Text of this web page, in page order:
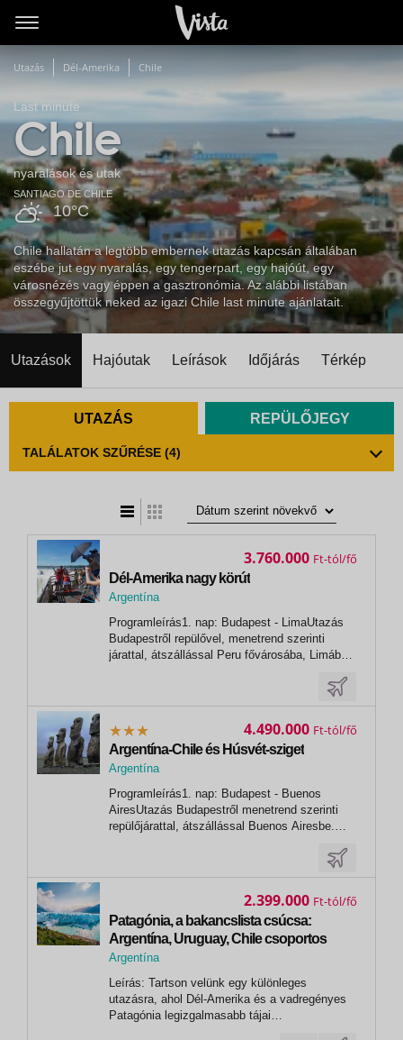
Utazás Dél-Amerika Chile
Last minute
Chile
nyaralások és utak
10°C
SANTIAGO DE CHILE
Chile hallatán a legtöbb embernek utazás kapcsán általában
eszébe jut egy nyaralás, egy tengerpart, egy hajóút, egy
városnézés vagy éppen a gasztronómia. Az alábbi listában
összegyűjtöttük neked az igazi Chile last minute ajánlatait.
Utazások Hajóutak Leírások Időjárás Térkép
UTAZÁS REPÜLŐJEGY
TALÁLATOK SZŰRÉSE (4)
Dél-Amerika nagy körút
Argentína
Programleírás1. nap: Budapest - LimaUtazás
Budapestről repülővel, menetrend szerinti
járattal, átszállással Peru fővárosába, Limába.
kontrasztot a repülőtérről Miraflores negyed felé
3.760.000 Ft
Argentína-Chile és Húsvét-sziget
Argentína
Buenos Aires
Programleírás1. nap: Budapest - Buenos
AiresUtazás Budapestről menetrend szerinti
repülőjárattal, átszállással Buenos Airesbe.
szállodába, szobák elfoglalása. Reggeli, majd
4.490.000 Ft
Patagónia, a bakancslista csúcsa:
Argentína, Uruguay, Chile csoportos
utazás – 2027.02.21-03.05.
Argentína
Buenos Aires
Leírás: Tartson velünk egy különleges
utazásra, ahol Dél-Amerika és a vadregényes
Patagónia legizgalmasabb tájai
2.399.000 Ft